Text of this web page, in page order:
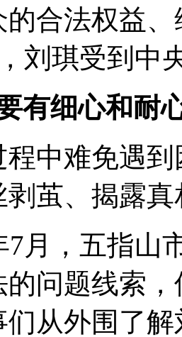
合法权益
刘琪受到中
有细心和耐
难免遇到
茧、揭露真
，五指山市
的问题线索
从外围了